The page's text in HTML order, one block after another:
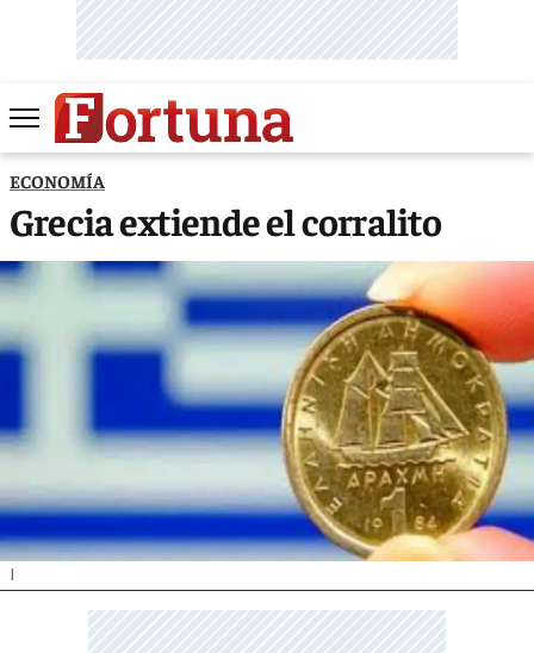
ECONOMÍA
Grecia extiende el corralito